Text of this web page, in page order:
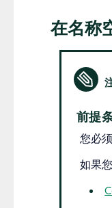
在名称
前提
您必
如果